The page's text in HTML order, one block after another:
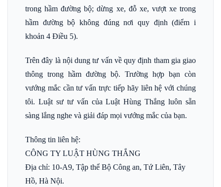
trong hầm đường bộ; dừng xe, đỗ xe, vượt xe trong
hầm đường bộ không đúng nơi quy định (điểm i
khoản 4 Điều 5).
Trên đây là nội dung tư vấn về quy định tham gia giao
thông trong hầm đường bộ. Trường hợp bạn còn
vướng mắc cần tư vấn trực tiếp hãy liên hệ với chúng
tôi. Luật sư tư vấn của Luật Hùng Thắng luôn sẵn
sàng lắng nghe và giải đáp mọi vướng mắc của bạn.
Thông tin liên hệ:
CÔNG TY LUẬT HÙNG THẮNG
Địa chỉ: 10-A9, Tập thể Bộ Công an, Tứ Liên, Tây
Hồ, Hà Nội.